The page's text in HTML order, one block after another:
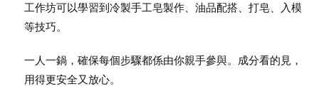
工作坊可以學習到冷製手工皂製作、油品配搭、打皂、入模
等技巧。
一人一鍋，確保每個步驟都係由你親手參與。成分看的見，
用得更安全又放心。